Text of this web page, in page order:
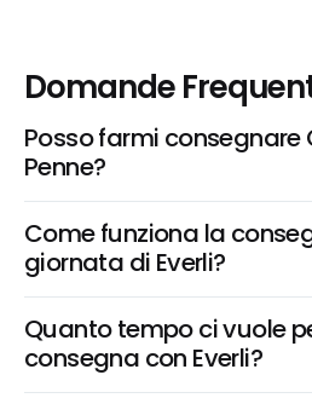
Domande
Posso farmi consegnare
Penne?
Come funziona la
giornata di Everli?
Quanto tempo ci vuole
consegna con Everli?